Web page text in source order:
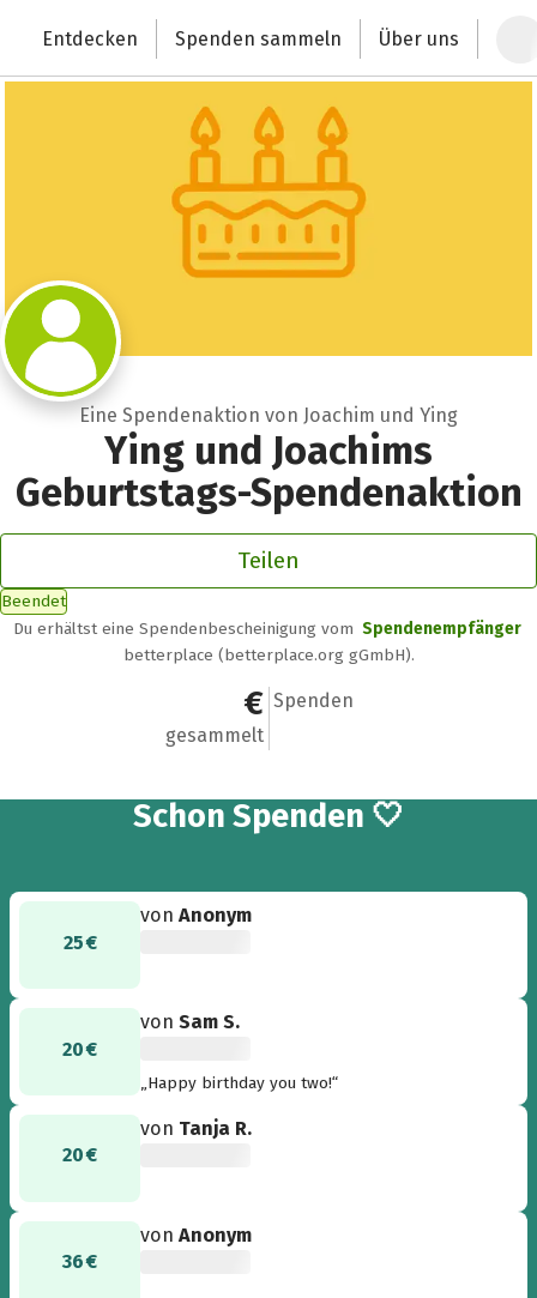
Deutschlands größte Spendenplattform
Entdecken Spenden sammeln Über uns
Eine Spendenaktion von Joachim und Ying
Ying und Joachims
Geburtstags-Spendenaktion
Teilen
Beendet
Du erhältst eine Spendenbescheinigung vom Spendenempfänger
betterplace (betterplace.org gGmbH).
592 €
gesammelt
20
Spenden
Schon 20
Spenden 🤍
25 €
vonAnonym
20 €
vonSam S.
„Happy birthday you two!“
20 €
von Tanja R.
36 €
vonAnonym